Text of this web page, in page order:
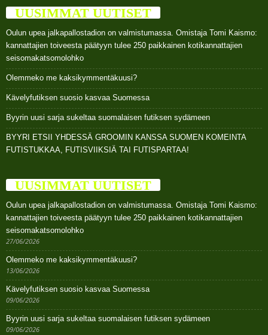
UUSIMMAT UUTISET
Oulun upea jalkapallostadion on valmistumassa. Omistaja Tomi Kaismo:
kannattajien toiveesta päätyyn tulee 250 paikkainen kotikannattajien
seisomakatsomolohko
Olemmeko me kaksikymmentäkuusi?
Kävelyfutiksen suosio kasvaa Suomessa
Byyrin uusi sarja sukeltaa suomalaisen futiksen sydämeen
BYYRI ETSII YHDESSÄ GROOMIN KANSSA SUOMEN KOMEINTA
FUTISTUKKAA, FUTISVIIKSIÄ TAI FUTISPARTAA!
UUSIMMAT UUTISET
Oulun upea jalkapallostadion on valmistumassa. Omistaja Tomi Kaismo:
kannattajien toiveesta päätyyn tulee 250 paikkainen kotikannattajien
seisomakatsomolohko
27/06/2026
Olemmeko me kaksikymmentäkuusi?
13/06/2026
Kävelyfutiksen suosio kasvaa Suomessa
09/06/2026
Byyrin uusi sarja sukeltaa suomalaisen futiksen sydämeen
09/06/2026